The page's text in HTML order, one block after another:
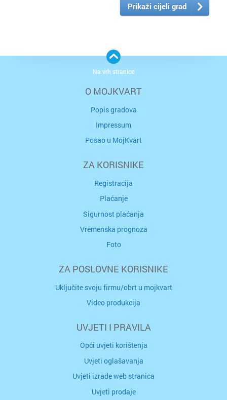
Prikaži cijeli grad
O MOJKVART
Popis gradova
Impressum
Posao u MojKvart
ZA KORISNIKE
Registracija
Plaćanje
Sigurnost plaćanja
Vremenska prognoza
Foto
ZA POSLOVNE KORISNIKE
Uključite svoju firmu/obrt u mojkvart
Video produkcija
UVJETI I PRAVILA
Opći uvjeti korištenja
Uvjeti oglašavanja
Uvjeti izrade web stranica
Uvjeti prodaje
Na vrh stranice